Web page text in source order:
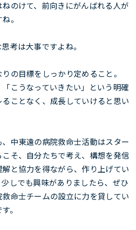
のけて、前向きにがんばれる人が
。
考は大事ですよね。
の目標をしっかり定めること。
「こうなっていきたい」という明確
ことなく、成長していけると思い
中東遠の病院救命士活動はスター
こそ、自分たちで考え、構想を発信
と協力を得ながら、作り上げてい
しでも興味がありましたら、ぜひ
命士チームの設立に力を貸してい
。